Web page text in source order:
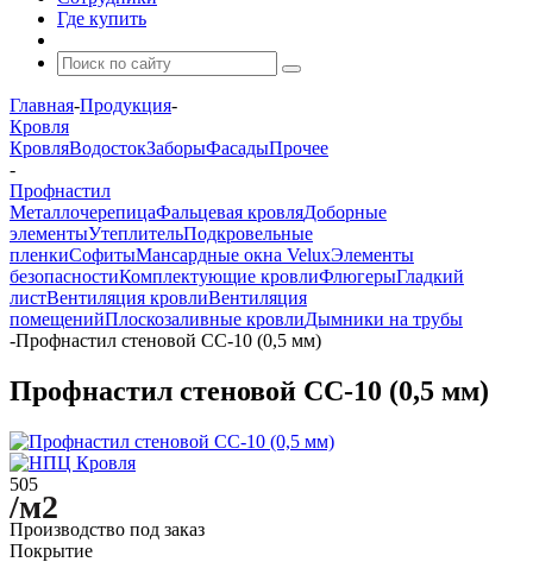
Где купить
Главная-Продукция-
Кровля
КровляВодостокЗаборыФасадыПрочее
-
Профнастил
МеталлочерепицаФальцевая кровляДоборные
элементыУтеплительПодкровельные
пленкиСофитыМансардные окна VeluxЭлементы
безопасностиКомплектующие кровлиФлюгерыГладкий
листВентиляция кровлиВентиляция
помещенийПлоскозаливные кровлиДымники на трубы
-Профнастил стеновой СС-10 (0,5 мм)
Профнастил стеновой СС-10 (0,5 мм)
505
/м2
Производство под заказ
Покрытие